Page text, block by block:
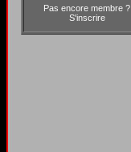
Pas encore membre ?
S'inscrire